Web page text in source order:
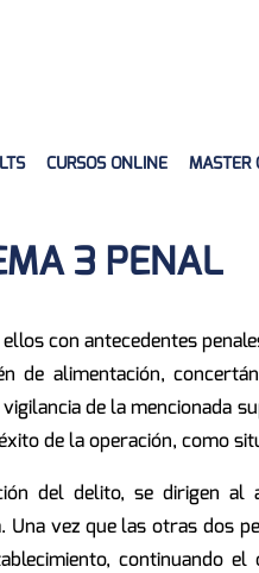
CURSOS ONLINE MASTER
3 PENAL
con antecedentes
de alimentación,
de la mencionada
de la operación, como
del delito, se dirigen
Una vez que las otras dos
continuando